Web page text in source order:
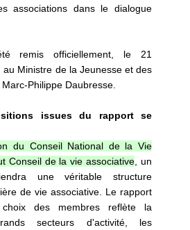
associations dans le dialogue
remis officiellement, le 21
au Ministre de la Jeunesse et des
Philippe Daubresse.
issues du rapport se
du Conseil National de la Vie
Conseil de la vie associative , un
une véritable structure
de vie associative. Le rapport
des membres reflète la
secteurs d'activité, les